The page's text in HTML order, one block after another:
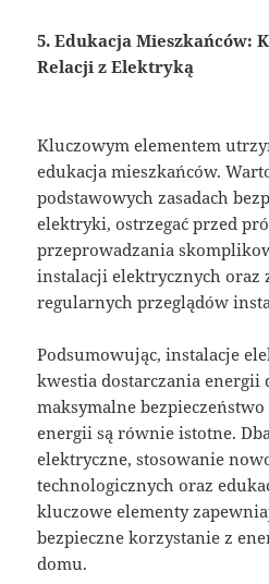
5. Edukacja Mieszkańców:
Relacji z Elektryką
Kluczowym elementem
edukacja mieszkańców.
podstawowych zasadach
elektryki, ostrzegać przed
przeprowadzania
instalacji elektrycznych oraz
regularnych przeglądów
Podsumowując, instalacje
kwestia dostarczania energii
maksymalne
energii są równie istotne.
elektryczne, stosowanie
technologicznych oraz
kluczowe elementy
bezpieczne korzystanie z
domu.